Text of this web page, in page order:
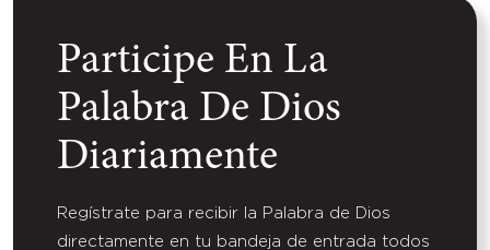
Participe En La
Palabra De Dios
Diariamente
Regístrate para recibir la Palabra de Dios
directamente en tu bandeja de entrada todos